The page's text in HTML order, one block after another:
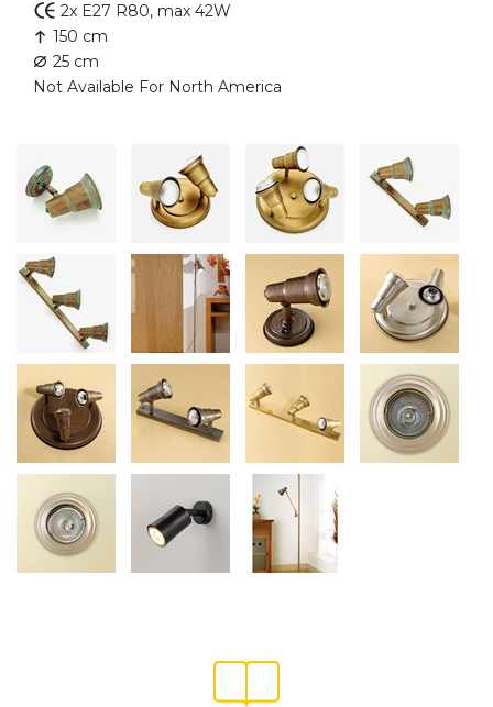
2x E27 R80, max 42W
150 cm
25 cm
Not Available For North America